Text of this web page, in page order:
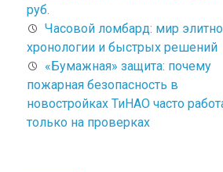
руб.
Часовой ломбард: мир
хронологии и быстрых решений
«Бумажная» защита: почему
пожарная безопасность в
новостройках ТиНАО часто
только на проверках